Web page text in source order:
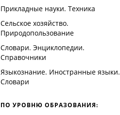
Прикладные науки. Техника
Сельское хозяйство.
Природопользование
Словари. Энциклопедии.
Справочники
Языкознание. Иностранные языки.
Словари
ПО УРОВНЮ ОБРАЗОВАНИЯ: